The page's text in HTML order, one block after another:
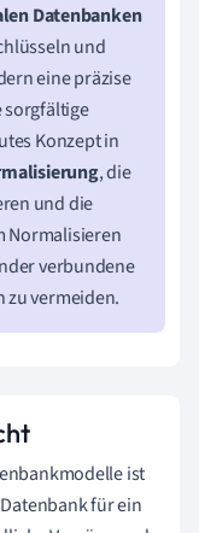
Datenbanken
und
eine präzise
sorgfältige
Konzept in
, die
und die
Normalisieren
verbundene
zu vermeiden.
ist
für ein